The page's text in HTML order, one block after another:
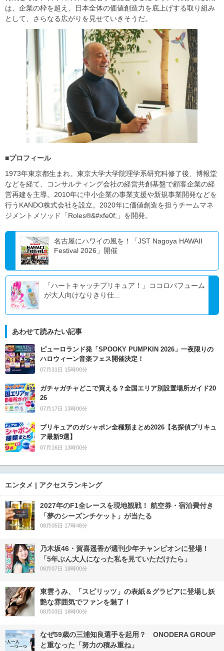
は、企業の枠を超え、日本全体の価値創造力を底上げする取り組み
として、さらなる広がりを見せていきそうだ。
■プロフィール
1973年東京都生まれ。東京大学大学院理学系研究科修了後、博報堂
などを経て、コンサルティング会社の経営共創基盤で顧客企業の経
営再建を主導。2010年に中小企業の事業支援や新規事業開発などを
行うKANDO株式会社を設立。2020年に価値創造を担うチームマネ
ジメントメソッド「Roles®&#xfe0f;」を開発。
名古屋にハワイの風を！「JST Nagoya HAWAII
Festival 2026」開催
「ハートキャッチプリキュア！」ココロパフューム
が大人向けなりきり仕...
あわせて読みたい記事
ピューロランド発「SPOOKY PUMPKIN 2026」一夜限りの
ハロウィーン音楽フェス開催決定！
07月31日 15時00分
ガチャガチャどこで買える？全国エリア別設置場所ガイド20
26
07月17日 13時00分
プリキュアのガシャポン全種類まとめ2026【名探偵プリキュ
ア最新9選】
07月16日 13時00分
エンタメ | アクセスランキング
2027年のF1全レースを現地観戦！ 航空券・宿泊費付き
「夢のシーズンチケット」が当たる
08月05日 17時48分
乃木坂46・賀喜遥香が週刊少年チャンピオンに登場！
「5年ぶん大人になった私を見ていただけたら」
08月07日 18時00分
東雲うみ、「スピリッツ」の表紙＆グラビアに登場し妖
艶な雰囲気でファンを魅了！
08月03日 18時00分
なぜ59歳の三浦知良選手を起用？ ONODERA GROUP
と重なった「努力の積み重ね」